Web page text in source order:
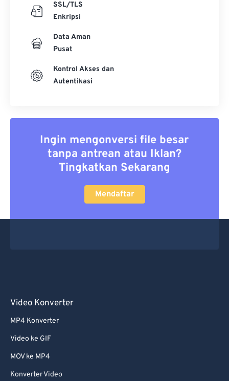
SSL/TLS
Enkripsi
Data Aman
Pusat
Kontrol Akses dan
Autentikasi
Ingin mengonversi file besar
tanpa antrean atau Iklan?
Tingkatkan Sekarang
Mendaftar
Video Konverter
MP4 Konverter
Video ke GIF
MOV ke MP4
Konverter Video